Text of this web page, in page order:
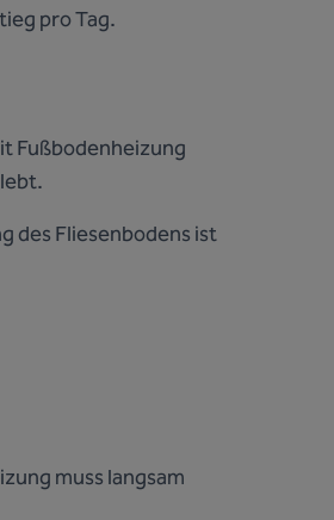
pro Tag.
Fußbodenheizung
des Fliesenbodens ist
muss langsam